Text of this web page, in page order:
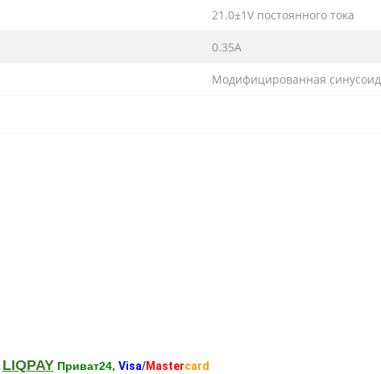
21.0±1V постоянного тока
0.35A
Модифицированная
LIQPAY Приват24, Visa/Mastercard